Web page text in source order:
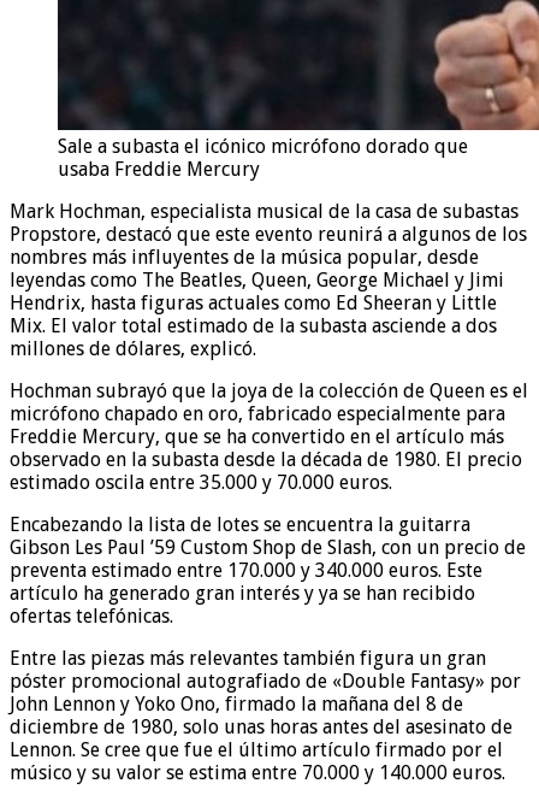
Sale a subasta el icónico micrófono dorado que
usaba Freddie Mercury
Mark Hochman, especialista musical de la casa de subastas
Propstore, destacó que este evento reunirá a algunos de los
nombres más influyentes de la música popular, desde
leyendas como The Beatles, Queen, George Michael y Jimi
Hendrix, hasta figuras actuales como Ed Sheeran y Little
Mix. El valor total estimado de la subasta asciende a dos
millones de dólares, explicó.
Hochman subrayó que la joya de la colección de Queen es el
micrófono chapado en oro, fabricado especialmente para
Freddie Mercury, que se ha convertido en el artículo más
observado en la subasta desde la década de 1980. El precio
estimado oscila entre 35.000 y 70.000 euros.
Encabezando la lista de lotes se encuentra la guitarra
Gibson Les Paul ’59 Custom Shop de Slash, con un precio de
preventa estimado entre 170.000 y 340.000 euros. Este
artículo ha generado gran interés y ya se han recibido
ofertas telefónicas.
Entre las piezas más relevantes también figura un gran
póster promocional autografiado de «Double Fantasy» por
John Lennon y Yoko Ono, firmado la mañana del 8 de
diciembre de 1980, solo unas horas antes del asesinato de
Lennon. Se cree que fue el último artículo firmado por el
músico y su valor se estima entre 70.000 y 140.000 euros.